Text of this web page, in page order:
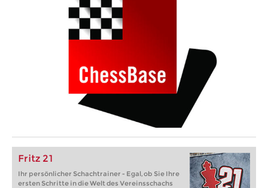
Fritz 21
Ihr persönlicher Schachtrainer - Egal, ob Sie Ihre
ersten Schritte in die Welt des Vereinsschachs